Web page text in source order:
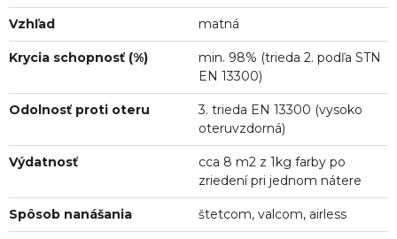
Vzhľad matná
Krycia schopnosť (%)
min. 98% (trieda 2. podľa STN
EN 13300)
Odolnosť proti oteru
3. trieda EN 13300 (vysoko
oteruvzdorná)
Výdatnosť
cca 8 m2 z 1kg farby po
zriedení pri jednom nátere
Spôsob nanášania štetcom, valcom, airless